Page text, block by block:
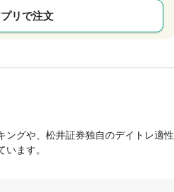
リで注文
ングや、松井証券独自のデイトレ適性
ます。